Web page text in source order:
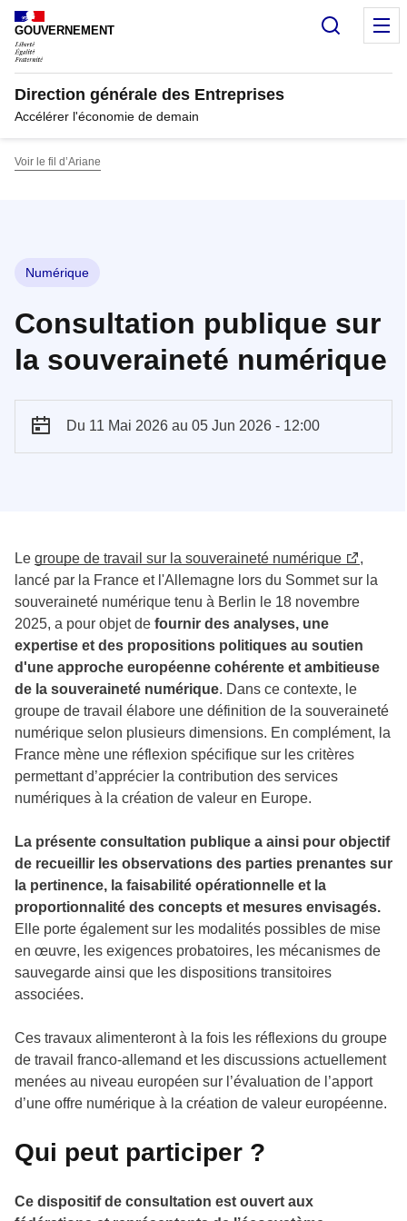
Panneau de gestion des cookies
GOUVERNEMENT
Direction générale des Entreprises
Accélérer l'économie de demain
Voir le fil d’Ariane
Numérique
Consultation publique sur
la souveraineté numérique
Du 11 Mai 2026 au 05 Jun 2026 - 12:00
Le groupe de travail sur la souveraineté numérique
,
lancé par la France et l'Allemagne lors du Sommet sur la
souveraineté numérique tenu à Berlin le 18 novembre
2025, a pour objet de fournir des analyses, une
expertise et des propositions politiques au soutien
d'une approche européenne cohérente et ambitieuse
de la souveraineté numérique. Dans ce contexte, le
groupe de travail élabore une définition de la souveraineté
numérique selon plusieurs dimensions. En complément, la
France mène une réflexion spécifique sur les critères
permettant d’apprécier la contribution des services
numériques à la création de valeur en Europe.
La présente consultation publique a ainsi pour objectif
de recueillir les observations des parties prenantes sur
la pertinence, la faisabilité opérationnelle et la
proportionnalité des concepts et mesures envisagés.
Elle porte également sur les modalités possibles de mise
en œuvre, les exigences probatoires, les mécanismes de
sauvegarde ainsi que les dispositions transitoires
associées.
Ces travaux alimenteront à la fois les réflexions du groupe
de travail franco-allemand et les discussions actuellement
menées au niveau européen sur l’évaluation de l’apport
d’une offre numérique à la création de valeur européenne.
Qui peut participer ?
Ce dispositif de consultation est ouvert aux